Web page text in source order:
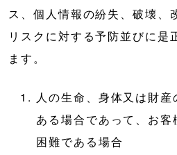
ス、個人情報の紛失、破壊、
リスクに対する予防並びに是
ます。
人の生命、身体又は財
ある場合であって、お
困難である場合